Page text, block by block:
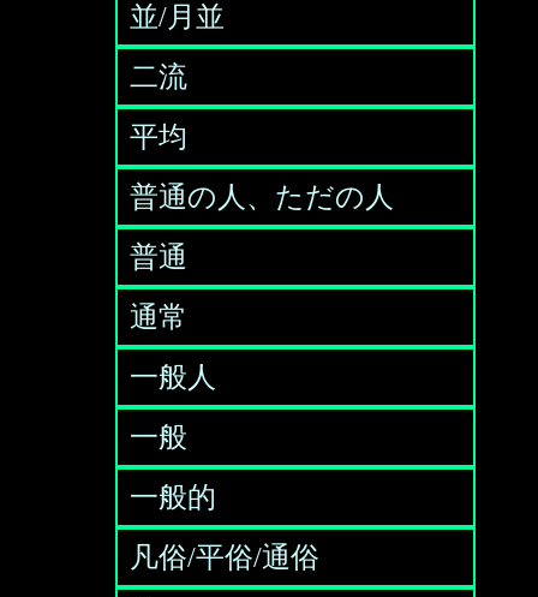
並/月並
二流
平均
普通の人、ただの人
普通
通常
一般人
一般
一般的
凡俗/平俗/通俗